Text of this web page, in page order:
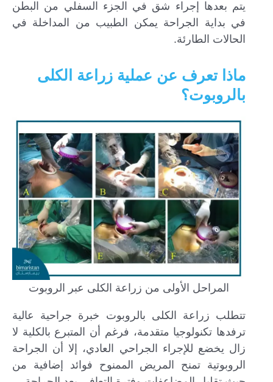
يتم بعدها إجراء شق في الجزء السفلي من البطن
في بداية الجراحة يمكن الطبيب من المداخلة في
الحالات الطارئة.
ماذا تعرف عن عملية زراعة الكلى
بالروبوت؟
المراحل الأولى من زراعة الكلى عبر الروبوت
تتطلب زراعة الكلى بالروبوت خبرة جراحية عالية
ترفدها تكنولوجيا متقدمة، فرغم أن المتبرع بالكلية لا
زال يخضع للإجراء الجراحي العادي، إلا أن الجراحة
الروبوتية تمنح المريض الممنوح فوائد إضافية من